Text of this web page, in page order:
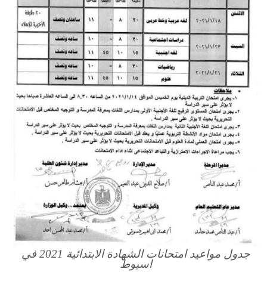
جدول مواعيد امتحانات الشهادة الابتدائية 2021 في
اسيوط